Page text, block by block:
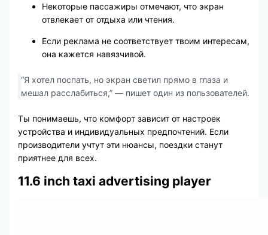
Некоторые пассажиры отмечают, что экран
отвлекает от отдыха или чтения.
Если реклама не соответствует твоим интересам,
она кажется навязчивой.
“Я хотел поспать, но экран светил прямо в глаза и
мешал расслабиться,” — пишет один из пользователей.
Ты понимаешь, что комфорт зависит от настроек
устройства и индивидуальных предпочтений. Если
производители учтут эти нюансы, поездки станут
приятнее для всех.
11.6 inch taxi advertising player